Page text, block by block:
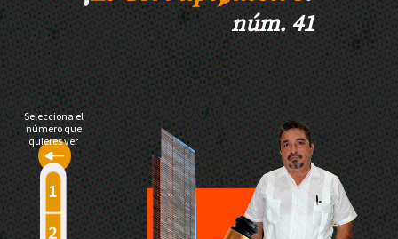
núm. 41
Selecciona el
número que
quieres ver